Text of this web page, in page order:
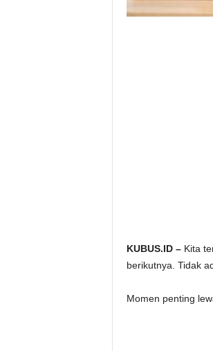
KUBUS.ID – Kita
berikutnya. Tidak
Momen penting